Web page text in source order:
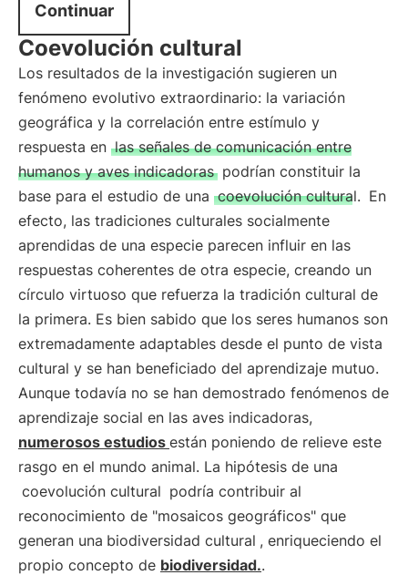
Continuar
Coevolución cultural
Los resultados de la investigación sugieren un
fenómeno evolutivo extraordinario: la variación
geográfica y la correlación entre estímulo y
respuesta en las señales de comunicación entre
humanos y aves indicadoras podrían constituir la
base para el estudio de una coevolución cultural. En
efecto, las tradiciones culturales socialmente
aprendidas de una especie parecen influir en las
respuestas coherentes de otra especie, creando un
círculo virtuoso que refuerza la tradición cultural de
la primera. Es bien sabido que los seres humanos son
extremadamente adaptables desde el punto de vista
cultural y se han beneficiado del aprendizaje mutuo.
Aunque todavía no se han demostrado fenómenos de
aprendizaje social en las aves indicadoras,
numerosos estudios están poniendo de relieve este
rasgo en el mundo animal. La hipótesis de una
coevolución cultural podría contribuir al
reconocimiento de "mosaicos geográficos" que
generan una biodiversidad cultural , enriqueciendo el
propio concepto de biodiversidad..